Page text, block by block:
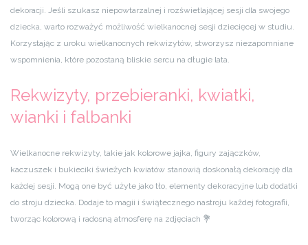
dekoracji. Jeśli szukasz niepowtarzalnej i rozświetlającej sesji dla swojego
dziecka, warto rozważyć możliwość wielkanocnej sesji dziecięcej w studiu.
Korzystając z uroku wielkanocnych rekwizytów, stworzysz niezapomniane
wspomnienia, które pozostaną bliskie sercu na długie lata.
Rekwizyty, przebieranki, kwiatki,
wianki i falbanki
Wielkanocne rekwizyty, takie jak kolorowe jajka, figury zajączków,
kaczuszek i bukieciki świeżych kwiatów stanowią doskonałą dekorację dla
każdej sesji. Mogą one być użyte jako tło, elementy dekoracyjne lub dodatki
do stroju dziecka. Dodaje to magii i świątecznego nastroju każdej fotografii,
tworząc kolorową i radosną atmosferę na zdjęciach 💐